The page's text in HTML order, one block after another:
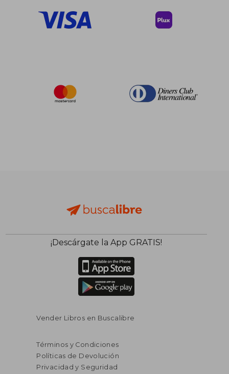
¡Descárgate la App GRATIS!
Vender Libros en Buscalibre
Términos y Condiciones
Políticas de Devolución
Privacidad y Seguridad